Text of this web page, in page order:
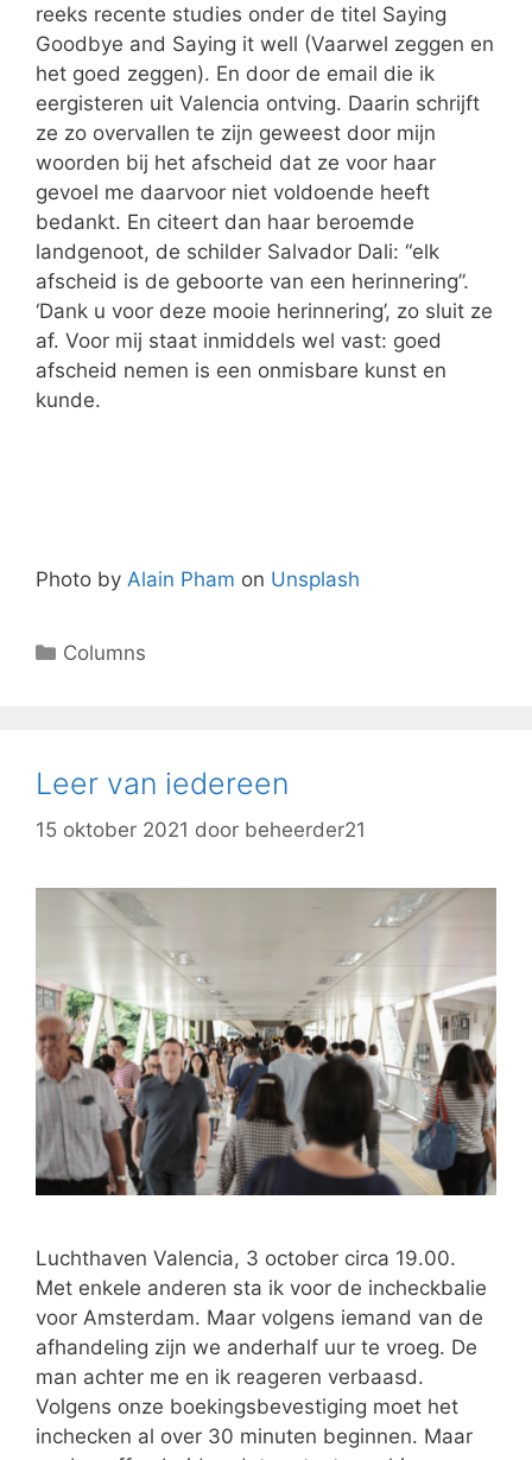
reeks recente studies onder de titel Saying
Goodbye and Saying it well (Vaarwel zeggen en
het goed zeggen). En door de email die ik
eergisteren uit Valencia ontving. Daarin schrijft
ze zo overvallen te zijn geweest door mijn
woorden bij het afscheid dat ze voor haar
gevoel me daarvoor niet voldoende heeft
bedankt. En citeert dan haar beroemde
landgenoot, de schilder Salvador Dali: “elk
afscheid is de geboorte van een herinnering”.
‘Dank u voor deze mooie herinnering’, zo sluit ze
af. Voor mij staat inmiddels wel vast: goed
afscheid nemen is een onmisbare kunst en
kunde.
Photo by Alain Pham on Unsplash
Columns
Leer van iedereen
15 oktober 2021 door beheerder21
Luchthaven Valencia, 3 october circa 19.00.
Met enkele anderen sta ik voor de incheckbalie
voor Amsterdam. Maar volgens iemand van de
afhandeling zijn we anderhalf uur te vroeg. De
man achter me en ik reageren verbaasd.
Volgens onze boekingsbevestiging moet het
inchecken al over 30 minuten beginnen. Maar